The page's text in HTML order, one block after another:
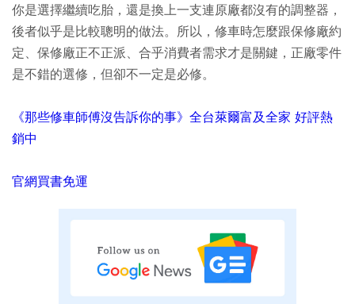
你是選擇繼續吃胎，還是換上一支連原廠都沒有的調整器，
後者似乎是比較聰明的做法。所以，修車時怎麼跟保修廠約
定、保修廠正不正派、合乎消費者需求才是關鍵，正廠零件
是不錯的選修，但卻不一定是必修。
《那些修車師傅沒告訴你的事》全台萊爾富及全家 好評熱
銷中
官網買書免運